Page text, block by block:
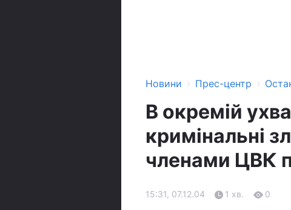
Новини › Прес-центр ›
В окремій
кримінальні
членами ЦВК
15:31, 07.12.04 1 хв. 0